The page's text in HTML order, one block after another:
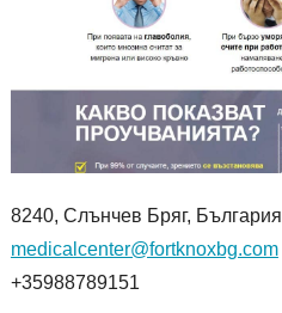
8240, Слънчев Бряг, България
medicalcenter@fortknoxbg.com
+35988789151